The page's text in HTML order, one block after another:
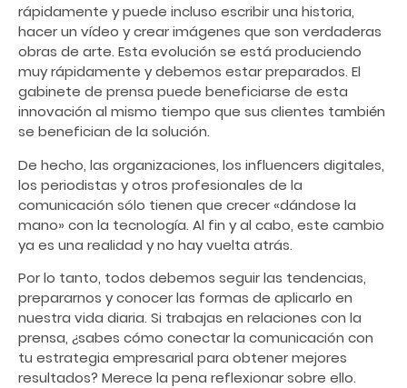
rápidamente y puede incluso escribir una historia,
hacer un vídeo y crear imágenes que son verdaderas
obras de arte. Esta evolución se está produciendo
muy rápidamente y debemos estar preparados. El
gabinete de prensa puede beneficiarse de esta
innovación al mismo tiempo que sus clientes también
se benefician de la solución.
De hecho, las organizaciones, los influencers digitales,
los periodistas y otros profesionales de la
comunicación sólo tienen que crecer «dándose la
mano» con la tecnología. Al fin y al cabo, este cambio
ya es una realidad y no hay vuelta atrás.
Por lo tanto, todos debemos seguir las tendencias,
prepararnos y conocer las formas de aplicarlo en
nuestra vida diaria. Si trabajas en relaciones con la
prensa, ¿sabes cómo conectar la comunicación con
tu estrategia empresarial para obtener mejores
resultados? Merece la pena reflexionar sobre ello.